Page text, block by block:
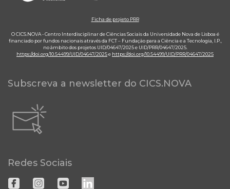
Ficha de projeto PRR
O CICS.NOVA - Centro Interdisciplinar de Ciências Sociais da Universidade Nova de Lisboa é
financiado por fundos nacionais através da FCT – Fundação para a Ciência e a Tecnologia, I.P.,
no âmbito dos projetos UID/04647/2025 e UID/PRR/04647/2025.
https://doi.org/10.54499/UID/04647/2025e https://doi.org/10.54499/UID/PRR/04647/2025
Subscreva a newsletter do CICS.NOVA
Redes Sociais